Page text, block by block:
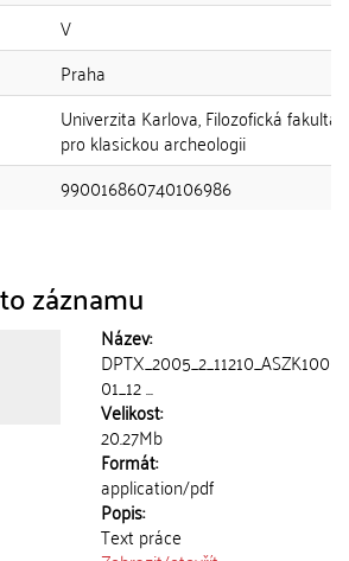
V
Praha
Univerzita Karlova, Filozofická fakulta,
pro klasickou archeologii
990016860740106986
záznamu
Název:
DPTX_2005_2_11210_ASZK100
01_12 ...
Velikost:
20.27Mb
Formát:
application/pdf
Popis:
Text práce